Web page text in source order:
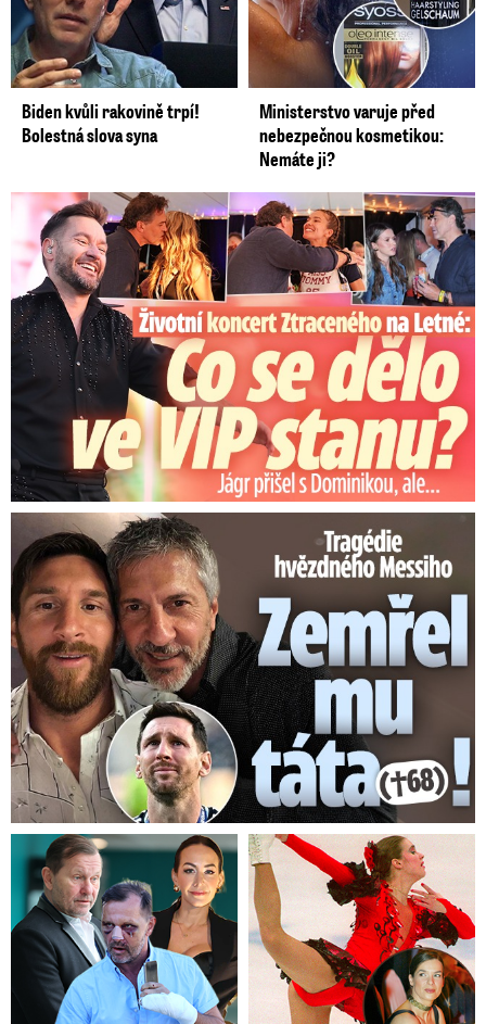
Biden kvůli rakovině trpí!
Bolestná slova syna
Ministerstvo varuje před
nebezpečnou kosmetikou:
Nemáte ji?
Koncert Ztraceného na Letné: Jágr přišel s Dominikou, ale...
Tragédie hvězdného Messiho: Zemřel mu táta (†68)!